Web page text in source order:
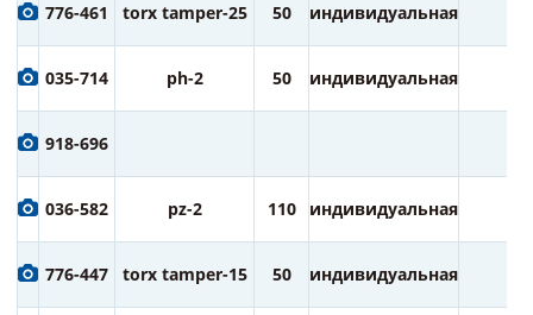
776-461 torx tamper-25 50 индивидуальная
035-714 ph-2 50 индивидуальная
918-696
036-582 pz-2 110 индивидуальная
776-447 torx tamper-15 50 индивидуальная